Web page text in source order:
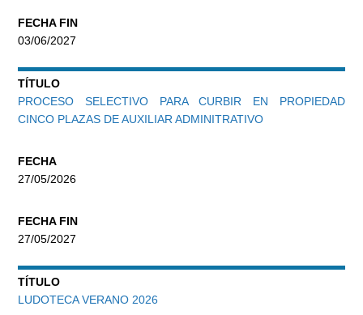
FECHA FIN
03/06/2027
TÍTULO
PROCESO SELECTIVO PARA CURBIR EN PROPIEDAD
CINCO PLAZAS DE AUXILIAR ADMINITRATIVO
FECHA
27/05/2026
FECHA FIN
27/05/2027
TÍTULO
LUDOTECA VERANO 2026